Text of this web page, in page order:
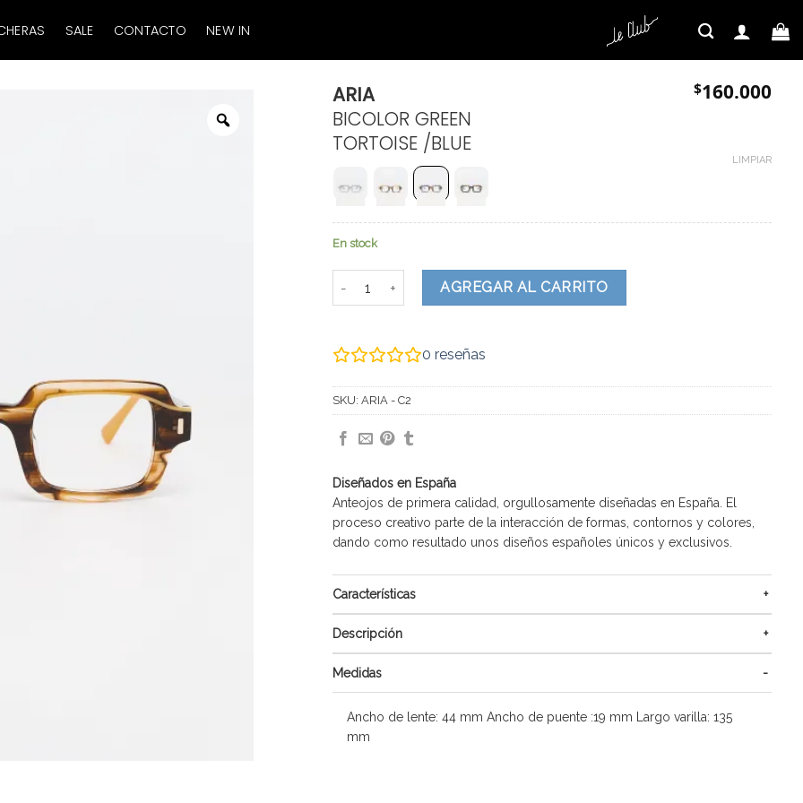
SALE CONTACTO NEW IN
ARIA
BICOLOR GREEN
TORTOISE /BLUE
$160.000
LIMPIAR
En stock
AGREGAR AL CARRITO
0 reseñas
SKU: ARIA - C2
Diseñados en España
Anteojos de primera calidad, orgullosamente diseñadas en España. El
proceso creativo parte de la interacción de formas, contornos y colores,
dando como resultado unos diseños españoles únicos y exclusivos.
Características
Descripción
Medidas
Ancho de lente: 44 mm Ancho de puente :19 mm Largo varilla: 135
mm